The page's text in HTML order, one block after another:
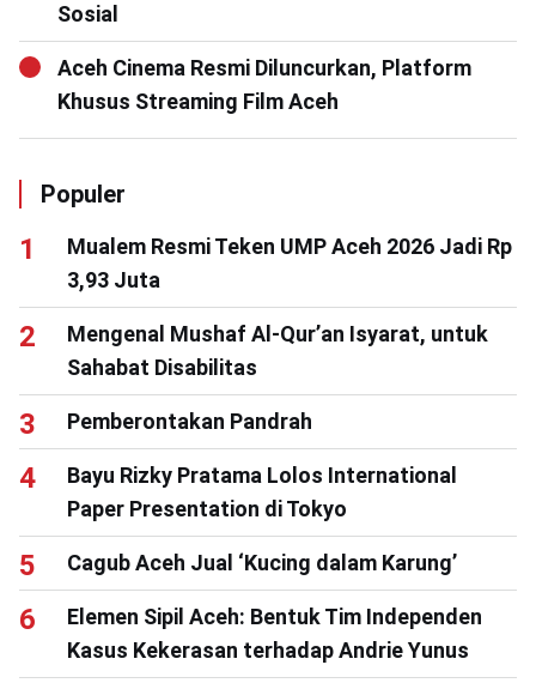
Sosial
Aceh Cinema Resmi Diluncurkan, Platform
Khusus Streaming Film Aceh
Populer
Mualem Resmi Teken UMP Aceh 2026 Jadi Rp
3,93 Juta
Mengenal Mushaf Al-Qur’an Isyarat, untuk
Sahabat Disabilitas
Pemberontakan Pandrah
Bayu Rizky Pratama Lolos International
Paper Presentation di Tokyo
Cagub Aceh Jual ‘Kucing dalam Karung’
Elemen Sipil Aceh: Bentuk Tim Independen
Kasus Kekerasan terhadap Andrie Yunus